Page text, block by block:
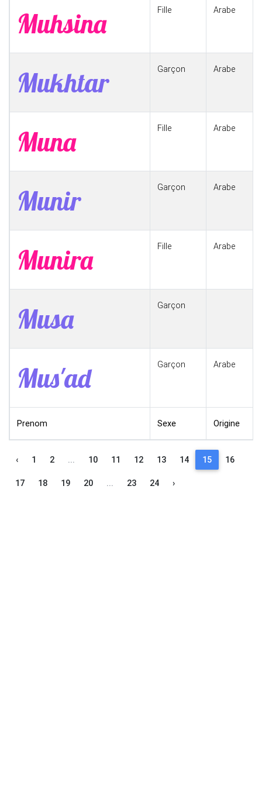
Muhsina Fille Arabe
Mukhtar Garçon Arabe
Muna Fille Arabe
Munir Garçon Arabe
Munira Fille Arabe
Musa Garçon
Mus'ad Garçon Arabe
Prenom Sexe Origine
‹ 1 2 ... 10 11 12 13 14 15 16
17 18 19 20 ... 23 24 ›